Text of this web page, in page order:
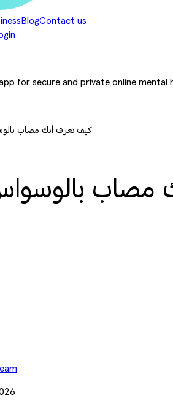
BlogContact us
for secure and private online mental
كيف تعرف أنك مصاب
مصاب